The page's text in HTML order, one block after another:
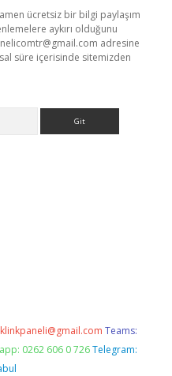
ücretsiz bir bilgi paylaşım
aykırı olduğunu
adresine
süre içerisinde sitemizden
Teams:
0262 606 0 726 Telegram: